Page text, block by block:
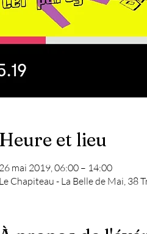
Heure et lieu
26 mai 2019, 06:00 – 14:00
Le Chapiteau - La Belle de Mai, 38